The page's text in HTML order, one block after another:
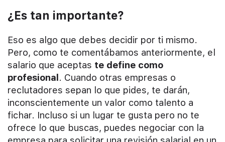
¿Es tan importante?
Eso es algo que debes decidir por ti mismo.
Pero, como te comentábamos anteriormente, el
salario que aceptas te define como
profesional . Cuando otras empresas o
reclutadores sepan lo que pides, te darán,
inconscientemente un valor como talento a
fichar. Incluso si un lugar te gusta pero no te
ofrece lo que buscas, puedes negociar con la